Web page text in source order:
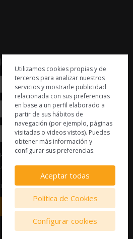
y se aplican la
de Privacidad
Enviar
Utilizamos cookies propias y de
terceros para analizar nuestros
servicios y mostrarle publicidad
relacionada con sus preferencias
en base a un perfil elaborado a
partir de sus hábitos de
navegación (por ejemplo, páginas
visitadas o videos vistos). Puedes
obtener más información y
configurar sus preferencias.
Aceptar todas
Política de Cookies
Configurar cookies